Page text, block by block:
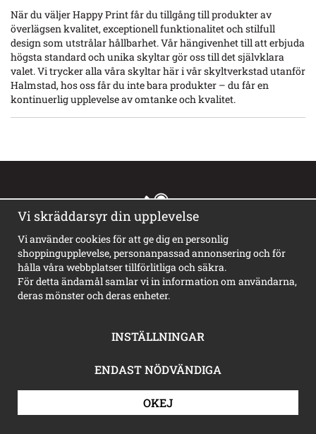
När du väljer Happy Print får du tillgång till produkter av
överlägsen kvalitet, exceptionell funktionalitet och stilfull
design som utstrålar hållbarhet. Vår hängivenhet till att erbjuda
högsta standard och unika skyltar gör oss till det självklara
valet. Vi trycker alla våra skyltar här i vår skyltverkstad utanför
Halmstad, hos oss får du inte bara produkter – du får en
kontinuerlig upplevelse av omtanke och kvalitet.
035-18 19 20
tisdag-torsdag 9-12
order@happyprint.se
mycket att stå i i skyltverkstan
Handla
Kundtjänst
Köpvillkor
Vi skräddarsyr din upplevelse
Vi använder cookies för att ge dig en personlig
shoppingupplevelse, personanpassad annonsering och för
hålla våra webbplatser tillförlitliga och säkra.
För detta ändamål samlar vi in information om användarna,
deras mönster och deras enheter.
INSTÄLLNINGAR
ENDAST NÖDVÄNDIGA
OKEJ